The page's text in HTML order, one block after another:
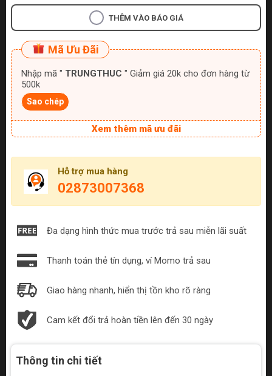
THÊM VÀO BÁO GIÁ
Mã Ưu Đãi
Nhập mã " TRUNGTHUC " Giảm giá 20k cho đơn hàng từ
500k
Sao chép
Xem thêm mã ưu đãi
Hỗ trợ mua hàng
02873007368
Đa dạng hình thức mua trước trả sau miễn lãi suất
Thanh toán thẻ tín dụng, ví Momo trả sau
Giao hàng nhanh, hiển thị tồn kho rõ ràng
Cam kết đổi trả hoàn tiền lên đến 30 ngày
Thông tin chi tiết